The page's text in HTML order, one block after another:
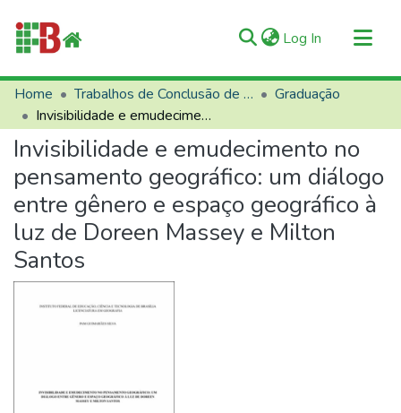
Log In (current)
Communities & Collections
All of RIIFB
Manuals and Terms
Statistics
About RIIFB
Help
Contacts
Home Trabalhos de Conclusão de Curso (TCCs)
Graduação
Invisibilidade e emudecimento no pensamento geográfico: um diálogo entre gênero e espaço geográfico à luz de Doreen Massey e Milton Santos
Invisibilidade e emudecimento no
pensamento geográfico: um diálogo
entre gênero e espaço geográfico à
luz de Doreen Massey e Milton
Santos